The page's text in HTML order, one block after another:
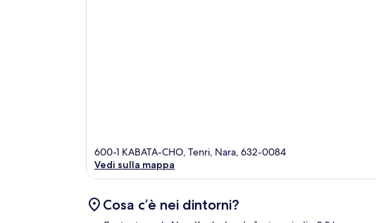
600-1 KABATA-CHO, Tenri, Nara, 632-0084
Vedi sulla mappa
Cosa c’è nei dintorni?